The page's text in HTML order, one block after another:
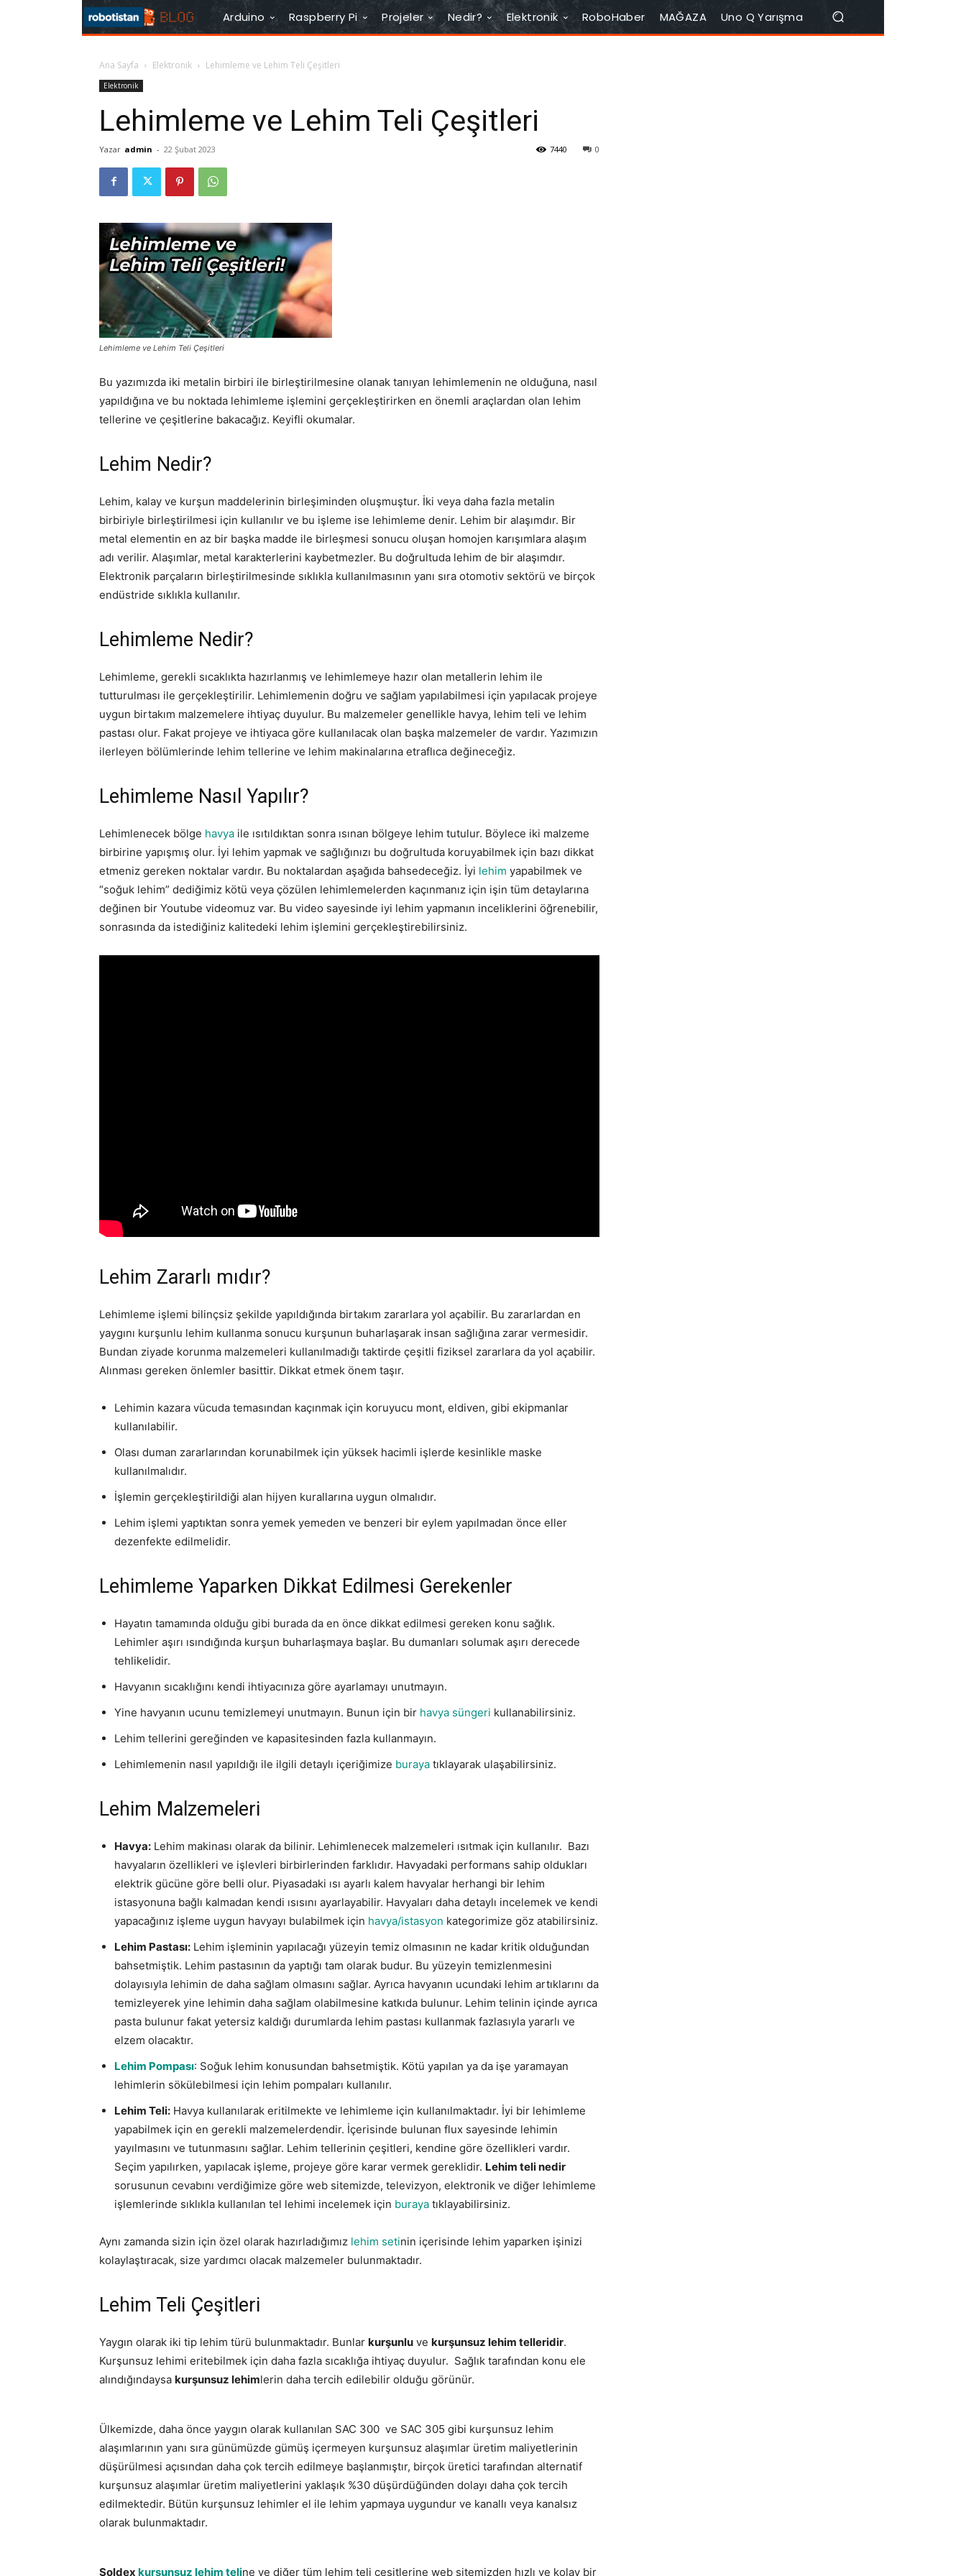
Arduino Raspberry Pi Projeler Nedir? Elektronik RoboHaber MAĞAZA Uno Q Yarışma
Ana Sayfa Elektronik Lehimleme ve Lehim Teli Çeşitleri
Elektronik
Lehimleme ve Lehim Teli Çeşitleri
Yazar admin - 22 Şubat 2023 0
7440
Lehimleme ve Lehim Teli Çeşitleri
Bu yazımızda iki metalin birbiri ile birleştirilmesine olanak tanıyan lehimlemenin ne olduğuna, nasıl
yapıldığına ve bu noktada lehimleme işlemini gerçekleştirirken en önemli araçlardan olan lehim
tellerine ve çeşitlerine bakacağız. Keyifli okumalar.
Lehim Nedir?
Lehim, kalay ve kurşun maddelerinin birleşiminden oluşmuştur. İki veya daha fazla metalin
birbiriyle birleştirilmesi için kullanılır ve bu işleme ise lehimleme denir. Lehim bir alaşımdır. Bir
metal elementin en az bir başka madde ile birleşmesi sonucu oluşan homojen karışımlara alaşım
adı verilir. Alaşımlar, metal karakterlerini kaybetmezler. Bu doğrultuda lehim de bir alaşımdır.
Elektronik parçaların birleştirilmesinde sıklıkla kullanılmasının yanı sıra otomotiv sektörü ve birçok
endüstride sıklıkla kullanılır.
Lehimleme Nedir?
Lehimleme, gerekli sıcaklıkta hazırlanmış ve lehimlemeye hazır olan metallerin lehim ile
tutturulması ile gerçekleştirilir. Lehimlemenin doğru ve sağlam yapılabilmesi için yapılacak projeye
uygun birtakım malzemelere ihtiyaç duyulur. Bu malzemeler genellikle havya, lehim teli ve lehim
pastası olur. Fakat projeye ve ihtiyaca göre kullanılacak olan başka malzemeler de vardır. Yazımızın
ilerleyen bölümlerinde lehim tellerine ve lehim makinalarına etraflıca değineceğiz.
Lehimleme Nasıl Yapılır?
Lehimlenecek bölge havya ile ısıtıldıktan sonra ısınan bölgeye lehim tutulur. Böylece iki malzeme
birbirine yapışmış olur. İyi lehim yapmak ve sağlığınızı bu doğrultuda koruyabilmek için bazı dikkat
etmeniz gereken noktalar vardır. Bu noktalardan aşağıda bahsedeceğiz. İyi lehim yapabilmek ve
“soğuk lehim” dediğimiz kötü veya çözülen lehimlemelerden kaçınmanız için işin tüm detaylarına
değinen bir Youtube videomuz var. Bu video sayesinde iyi lehim yapmanın inceliklerini öğrenebilir,
sonrasında da istediğiniz kalitedeki lehim işlemini gerçekleştirebilirsiniz.
Lehim Zararlı mıdır?
Lehimleme işlemi bilinçsiz şekilde yapıldığında birtakım zararlara yol açabilir. Bu zararlardan en
yaygını kurşunlu lehim kullanma sonucu kurşunun buharlaşarak insan sağlığına zarar vermesidir.
Bundan ziyade korunma malzemeleri kullanılmadığı taktirde çeşitli fiziksel zararlara da yol açabilir.
Alınması gereken önlemler basittir. Dikkat etmek önem taşır.
Lehimin kazara vücuda temasından kaçınmak için koruyucu mont, eldiven, gibi ekipmanlar
kullanılabilir.
Olası duman zararlarından korunabilmek için yüksek hacimli işlerde kesinlikle maske
kullanılmalıdır.
İşlemin gerçekleştirildiği alan hijyen kurallarına uygun olmalıdır.
Lehim işlemi yaptıktan sonra yemek yemeden ve benzeri bir eylem yapılmadan önce eller
dezenfekte edilmelidir.
Lehimleme Yaparken Dikkat Edilmesi Gerekenler
Hayatın tamamında olduğu gibi burada da en önce dikkat edilmesi gereken konu sağlık.
Lehimler aşırı ısındığında kurşun buharlaşmaya başlar. Bu dumanları solumak aşırı derecede
tehlikelidir.
Havyanın sıcaklığını kendi ihtiyacınıza göre ayarlamayı unutmayın.
Yine havyanın ucunu temizlemeyi unutmayın. Bunun için bir havya süngeri kullanabilirsiniz.
Lehim tellerini gereğinden ve kapasitesinden fazla kullanmayın.
Lehimlemenin nasıl yapıldığı ile ilgili detaylı içeriğimize buraya tıklayarak ulaşabilirsiniz.
Lehim Malzemeleri
Havya: Lehim makinası olarak da bilinir. Lehimlenecek malzemeleri ısıtmak için kullanılır. Bazı
havyaların özellikleri ve işlevleri birbirlerinden farklıdır. Havyadaki performans sahip oldukları
elektrik gücüne göre belli olur. Piyasadaki ısı ayarlı kalem havyalar herhangi bir lehim
istasyonuna bağlı kalmadan kendi ısısını ayarlayabilir. Havyaları daha detaylı incelemek ve kendi
yapacağınız işleme uygun havyayı bulabilmek için havya/istasyon kategorimize göz atabilirsiniz.
Lehim Pastası: Lehim işleminin yapılacağı yüzeyin temiz olmasının ne kadar kritik olduğundan
bahsetmiştik. Lehim pastasının da yaptığı tam olarak budur. Bu yüzeyin temizlenmesini
dolayısıyla lehimin de daha sağlam olmasını sağlar. Ayrıca havyanın ucundaki lehim artıklarını da
temizleyerek yine lehimin daha sağlam olabilmesine katkıda bulunur. Lehim telinin içinde ayrıca
pasta bulunur fakat yetersiz kaldığı durumlarda lehim pastası kullanmak fazlasıyla yararlı ve
elzem olacaktır.
Lehim Pompası: Soğuk lehim konusundan bahsetmiştik. Kötü yapılan ya da işe yaramayan
lehimlerin sökülebilmesi için lehim pompaları kullanılır.
Lehim Teli: Havya kullanılarak eritilmekte ve lehimleme için kullanılmaktadır. İyi bir lehimleme
yapabilmek için en gerekli malzemelerdendir. İçerisinde bulunan flux sayesinde lehimin
yayılmasını ve tutunmasını sağlar. Lehim tellerinin çeşitleri, kendine göre özellikleri vardır.
Seçim yapılırken, yapılacak işleme, projeye göre karar vermek gereklidir. Lehim teli nedir
sorusunun cevabını verdiğimize göre web sitemizde, televizyon, elektronik ve diğer lehimleme
işlemlerinde sıklıkla kullanılan tel lehimi incelemek için buraya tıklayabilirsiniz.
Aynı zamanda sizin için özel olarak hazırladığımız lehim setinin içerisinde lehim yaparken işinizi
kolaylaştıracak, size yardımcı olacak malzemeler bulunmaktadır.
Lehim Teli Çeşitleri
Yaygın olarak iki tip lehim türü bulunmaktadır. Bunlar kurşunlu ve kurşunsuz lehim telleridir.
Kurşunsuz lehimi eritebilmek için daha fazla sıcaklığa ihtiyaç duyulur. Sağlık tarafından konu ele
alındığındaysa kurşunsuz lehimlerin daha tercih edilebilir olduğu görünür.
Ülkemizde, daha önce yaygın olarak kullanılan SAC 300 ve SAC 305 gibi kurşunsuz lehim
alaşımlarının yanı sıra günümüzde gümüş içermeyen kurşunsuz alaşımlar üretim maliyetlerinin
düşürülmesi açısından daha çok tercih edilmeye başlanmıştır, birçok üretici tarafından alternatif
kurşunsuz alaşımlar üretim maliyetlerini yaklaşık %30 düşürdüğünden dolayı daha çok tercih
edilmektedir. Bütün kurşunsuz lehimler el ile lehim yapmaya uygundur ve kanallı veya kanalsız
olarak bulunmaktadır.
Soldex kurşunsuz lehim teline ve diğer tüm lehim teli çeşitlerine web sitemizden hızlı ve kolay bir